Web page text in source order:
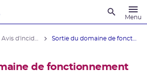
Menu
de fonctionnement